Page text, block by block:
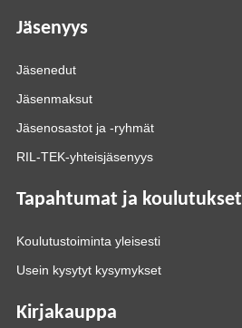
Jäsenyys
Jäsenedut
Jäsenmaksut
Jäsenosastot ja -ryhmät
RIL-TEK-yhteisjäsenyys
Tapahtumat ja koulutukset
Koulutustoiminta yleisesti
Usein kysytyt kysymykset
Kirjakauppa